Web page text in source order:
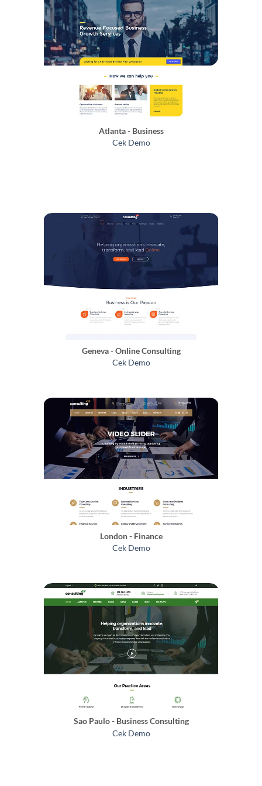
Atlanta - Business
Cek Demo
Geneva - Online Consulting
Cek Demo
London - Finance
Cek Demo
Sao Paulo - Business Consulting
Cek Demo